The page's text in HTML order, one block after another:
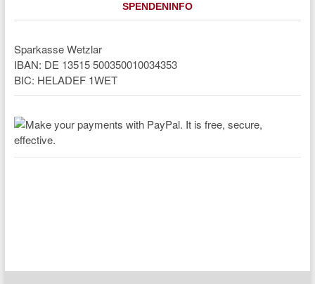
SPENDENINFO
Sparkasse Wetzlar
IBAN: DE 13515 500350010034353
BIC: HELADEF 1WET